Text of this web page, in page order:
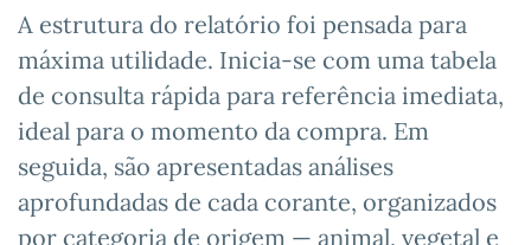
A estrutura do relatório foi pensada para
máxima utilidade. Inicia-se com uma tabela
de consulta rápida para referência imediata,
ideal para o momento da compra. Em
seguida, são apresentadas análises
aprofundadas de cada corante, organizados
por categoria de origem — animal, vegetal e